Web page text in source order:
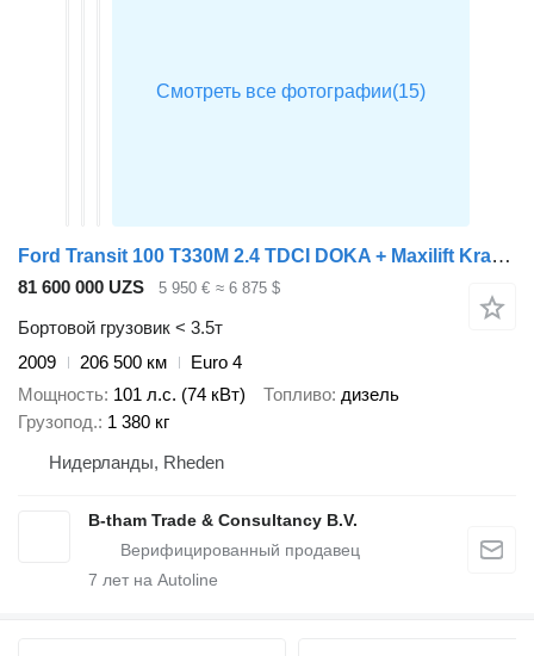
Ford Transit 100 T330M 2.4 TDCI DOKA + Maxilift Kraan Crane
81 600 000 UZS 5 950 € ≈ 6 875 $
Бортовой грузовик < 3.5т
2009
206 500 км
Euro 4
Мощность 101 л.с. (74 кВт) Топливо дизель
Грузопод. 1 380 кг
Нидерланды, Rheden
B-tham Trade & Consultancy B.V.
7 лет на Autoline